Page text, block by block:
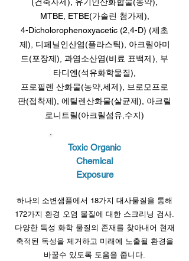
MTBE, ETBE(가솔린 첨가제),
4-Dicholorophenoxyacetic (2,4-D) (제초
제), 디페닐인산염(플라스틱), 아크릴아미
드(포장제), 과염소산염(비료 표백제), 부
타디엔(석유화학물질),
프로필렌 산화물(농약,세제), 브로모프로
판(접착제), 에틸렌산화물(살균제), 아크릴
로니트릴(아크릴섬유,수지)
Toxic Organic
Chemical
Exposure
하나의 소변샘플에서 18가지 대사물질을 통해
172가지 환경 오염 물질에 대한 스크리닝 검사.
다양한 독성 화학 물질의 존재를 찾아내어 현재
축적된 독성을 제거하고 미래에 노출될 환경을
바꿀수 있도록 도움을 줍니다.